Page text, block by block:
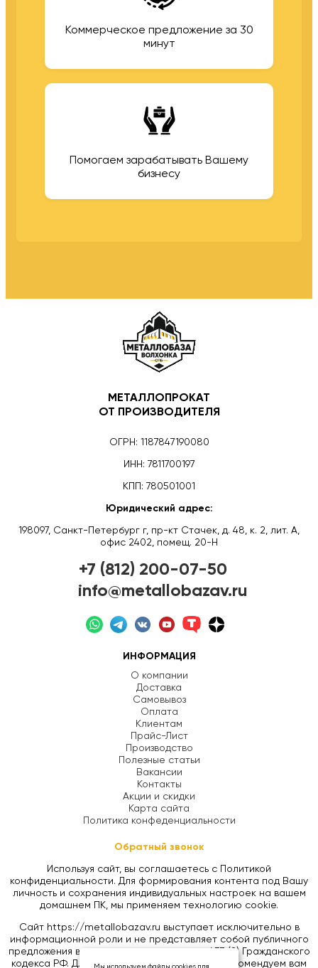
Коммерческое предложение за 30
минут
Помогаем зарабатывать Вашему
бизнесу
МЕТАЛЛОПРОКАТ
ОТ ПРОИЗВОДИТЕЛЯ
ОГРН: 1187847190080
ИНН: 7811700197
КПП: 780501001
Юридический адрес:
198097, Санкт-Петербург г, пр-кт Стачек, д. 48, к. 2, лит. А,
офис 2402, помещ. 20-Н
+7 (812) 200-07-50
info@metallobazav.ru
ИНФОРМАЦИЯ
О компании
Доставка
Самовывоз
Оплата
Клиентам
Прайс-Лист
Производство
Полезные статьи
Вакансии
Контакты
Акции и скидки
Карта сайта
Политика конфеденциальности
Обратный звонок
Используя сайт, вы соглашаетесь с Политикой
конфиденциальности. Для формирования контента под Вашу
личность и сохранения индивидуальных настроек на вашем
домашнем ПК, мы применяем технологию cookie.
Сайт https://metallobazav.ru выступает исключительно в
информационной роли и не представляет собой публичного
предложения в соответствии со статьей 437 (2) Гражданского
кодекса РФ. Для уточнения цен на товары, рекомендуем вам
Мы используем файлы cookies для